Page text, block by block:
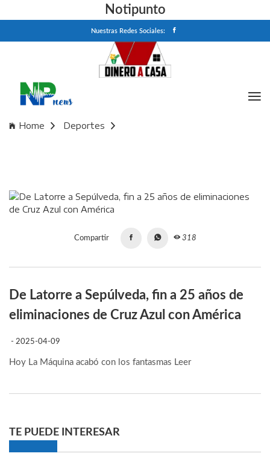
Notipunto
Nuestras Redes Sociales:
Home
Deportes
Compartir 318
De Latorre a Sepúlveda, fin a 25 años de
eliminaciones de Cruz Azul con América
- 2025-04-09
Hoy La Máquina acabó con los fantasmas Leer
TE PUEDE INTERESAR